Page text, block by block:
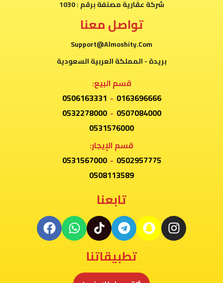
شركة عقارية مصنفة برقم : 1030
تواصل معنا
Support@Almoshity.Com
بريدة - المملكة العربية السعودية
قسم البيع:
0163696666
-
0506163331
0507084000
-
0532278000
0531576000
قسم الإيجار:
0502957775
-
0531567000
0508113589
تابعنا
تطبيقاتنا